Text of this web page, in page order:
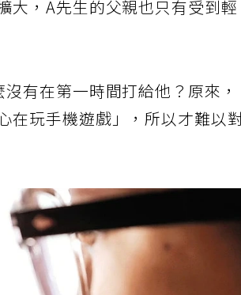
大，A先生的父親也只有受到輕
有在第一時間打給他？原來，
在玩手機遊戲」，所以才難以